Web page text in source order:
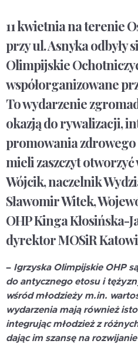
11 kwietnia na terenie
przy ul. Asnyka odbyły
Olimpijskie
współorganizowane
To wydarzenie
okazją do rywalizacji,
promowania zdrowego
mieli zaszczyt
Wójcik, naczelnik
Sławomir Witek,
OHP Kinga Kłosińska-
dyrektor MOSiR
– Igrzyska Olimpijskie OHP
do antycznego etosu i
wśród młodzieży m.in.
wydarzenia mają również
integrując młodzież z
dając im szansę na